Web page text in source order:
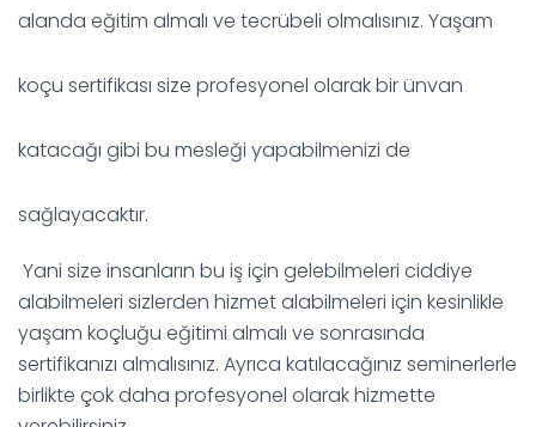
alanda eğitim almalı ve tecrübeli olmalısınız. Yaşam
koçu sertifikası size profesyonel olarak bir ünvan
katacağı gibi bu mesleği yapabilmenizi de
sağlayacaktır.
Yani size insanların bu iş için gelebilmeleri ciddiye
alabilmeleri sizlerden hizmet alabilmeleri için kesinlikle
yaşam koçluğu eğitimi almalı ve sonrasında
sertifikanızı almalısınız. Ayrıca katılacağınız seminerlerle
birlikte çok daha profesyonel olarak hizmette